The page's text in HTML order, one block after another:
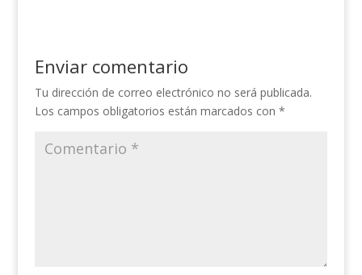
Enviar comentario
Tu dirección de correo electrónico no será publicada.
Los campos obligatorios están marcados con *